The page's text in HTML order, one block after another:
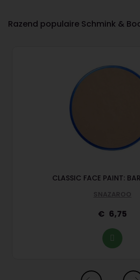
Razend populaire Schmink &
CLASSIC FACE PAINT:
SNAZAROO
6,75